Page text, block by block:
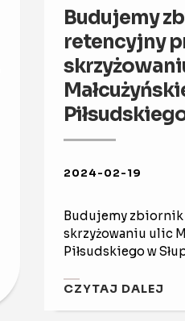
Budujemy
retencyjny
2024-02-19
Budujemy
skrzyżowaniu ulic
Piłsudskiego w
CZYTAJ DALEJ